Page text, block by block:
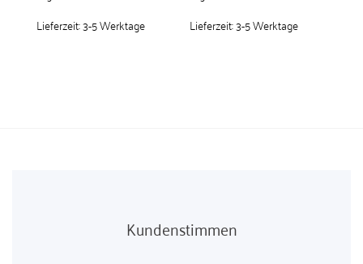
Lieferzeit:3-5 Werktage
Lieferzeit:3-5 Werktage
Kundenstimmen